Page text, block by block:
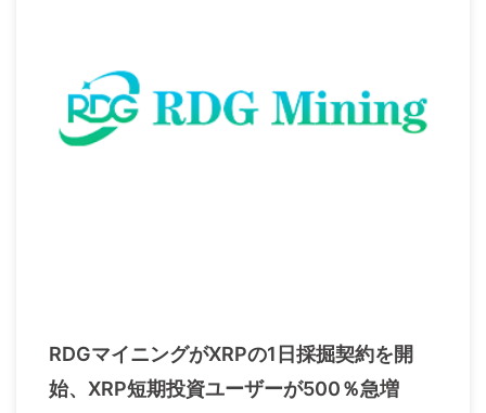
RDGマイニングがXRPの1日採掘契約を開
始、XRP短期投資ユーザーが500％急増